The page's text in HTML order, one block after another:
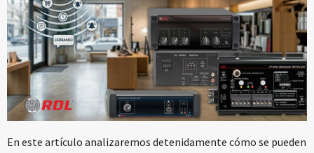
En este artículo analizaremos detenidamente cómo se pueden